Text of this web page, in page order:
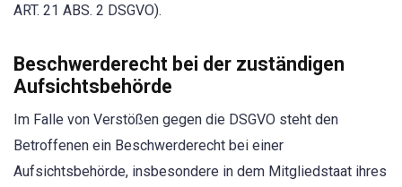
ART. 21 ABS. 2 DSGVO).
Beschwerde­recht bei der zuständigen
Aufsichts­behörde
Im Falle von Verstößen gegen die DSGVO steht den
Betroffenen ein Beschwerderecht bei einer
Aufsichtsbehörde, insbesondere in dem Mitgliedstaat ihres